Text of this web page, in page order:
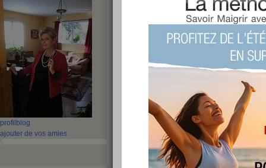
profil blog
ajouter de vos amies
celles ci se ressemblent
Blog de
les semaines se
ci se ressemblent
publié le 27/12/2011 à 23:58